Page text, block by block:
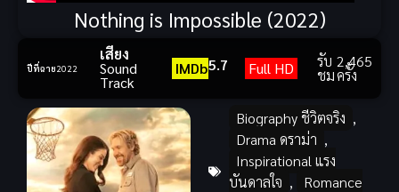
Nothing is Impossible (2022)
ปีที่ฉาย2022
เสียง
Sound
Track
IMDb5.7 Full HD รับ
ชม
2,465
ครั้ง
Biography ชีวิตจริง ,
Drama ดราม่า ,
Inspirational แรง
บันดาลใจ ,
Romance